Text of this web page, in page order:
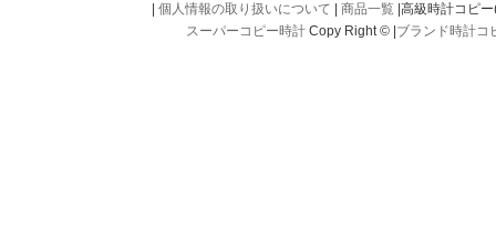
個人情報の取り扱いについて 商品一覧 |高級時計コピ
スーパーコピー時計Copy Right © | ブランド時計コ